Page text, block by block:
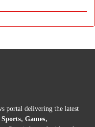
portal delivering the latest
Games,